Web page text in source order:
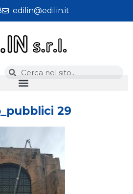
edilin@edilin.it
29